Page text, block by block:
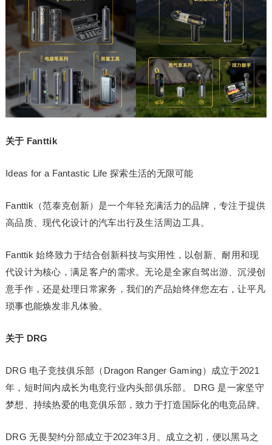
关于 Fanttik
Ideas for a Fantastic Life 探索生活的无限可能
Fanttik（范泰克创新）是一个年轻充满活力的品牌，专注于提供
高品质、现代化设计的汽车出行及生活周边工具。
Fanttik 始终致力于结合创新科技与实用性，以创新、耐用和现
代设计为核心，满足客户的需求。无论是全家自驾出游、沉浸创
意手作，还是处理日常家务，我们的产品始终伴您左右，让平凡
琐事也能焕发非凡体验。
关于 DRG
DRG 电子竞技俱乐部（Dragon Ranger Gaming）成立于2021
年，短时间内成长为电竞行业内头部俱乐部。 DRG 是一家坚守
梦想、持续热爱的电竞俱乐部，致力于打造国际化的电竞品牌。
DRG 无畏契约分部成立于2023年3月。成立之初，便以黑马之